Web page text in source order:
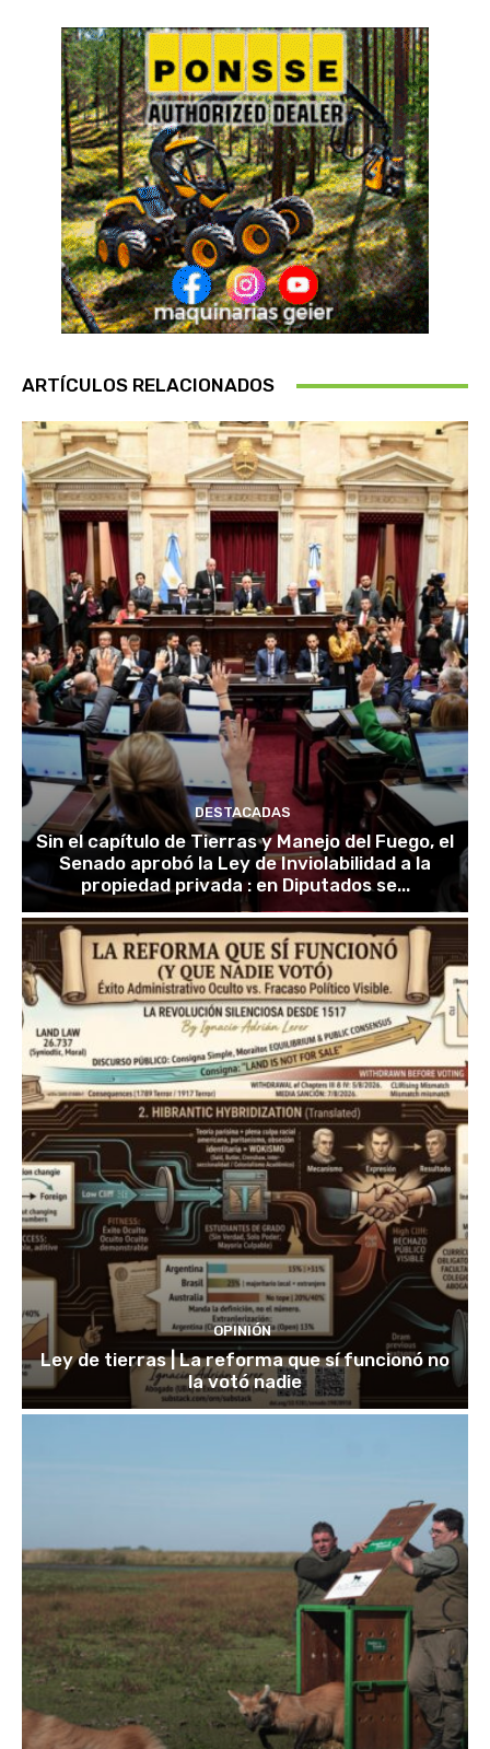
ARTÍCULOS RELACIONADOS
DESTACADAS
Sin el capítulo de Tierras y Manejo del Fuego, el
Senado aprobó la Ley de Inviolabilidad a la
propiedad privada : en Diputados se...
OPINIÓN
Ley de tierras | La reforma que sí funcionó no
la votó nadie